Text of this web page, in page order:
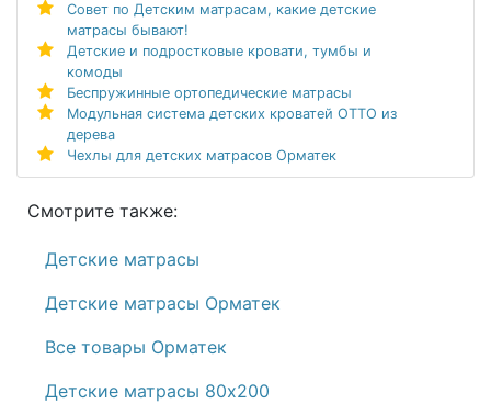
Совет по Детским матрасам, какие детские
матрасы бывают!
Детские и подростковые кровати, тумбы и
комоды
Беспружинные ортопедические матрасы
Модульная система детских кроватей ОТТО из
дерева
Чехлы для детских матрасов Орматек
Смотрите также:
Детские матрасы
Детские матрасы Орматек
Все товары Орматек
Детские матрасы 80х200